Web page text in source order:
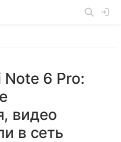
Note 6 Pro:
видео
в сеть